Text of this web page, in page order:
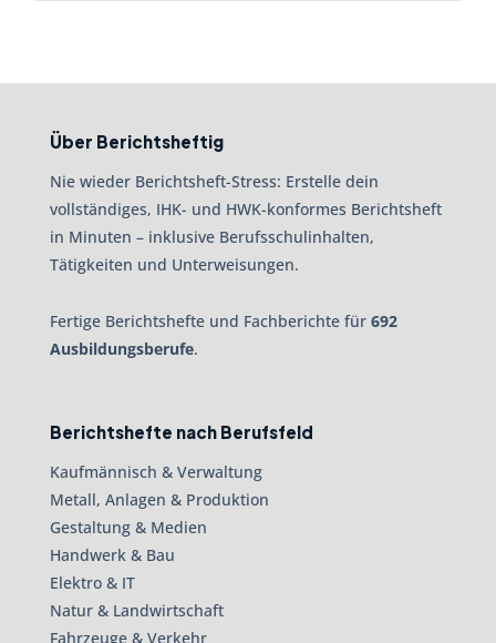
Über Berichtsheftig
Nie wieder Berichtsheft-Stress: Erstelle dein
vollständiges, IHK- und HWK-konformes Berichtsheft
in Minuten – inklusive Berufsschulinhalten,
Tätigkeiten und Unterweisungen.
Fertige Berichtshefte und Fachberichte für 692
Ausbildungsberufe.
Berichtshefte nach Berufsfeld
Kaufmännisch & Verwaltung
Metall, Anlagen & Produktion
Gestaltung & Medien
Handwerk & Bau
Elektro & IT
Natur & Landwirtschaft
Fahrzeuge & Verkehr